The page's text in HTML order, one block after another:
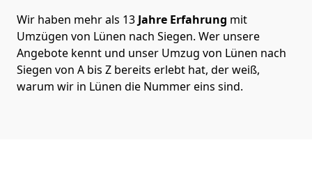
Wir haben mehr als 13 Jahre Erfahrung mit
Umzügen von Lünen nach Siegen. Wer unsere
Angebote kennt und unser Umzug von Lünen nach
Siegen von A bis Z bereits erlebt hat, der weiß,
warum wir in Lünen die Nummer eins sind.